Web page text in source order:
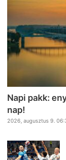
Napi pakk:
nap!
2026, augusztus 9.